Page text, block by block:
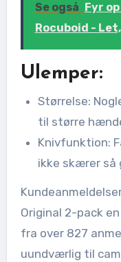
Se også
Fyr
Rocuboid -
Ulemper:
Størrelse:
til større
Knivfunktion:
ikke skærer så
Original 2-pack
fra over 827
uundværlig til